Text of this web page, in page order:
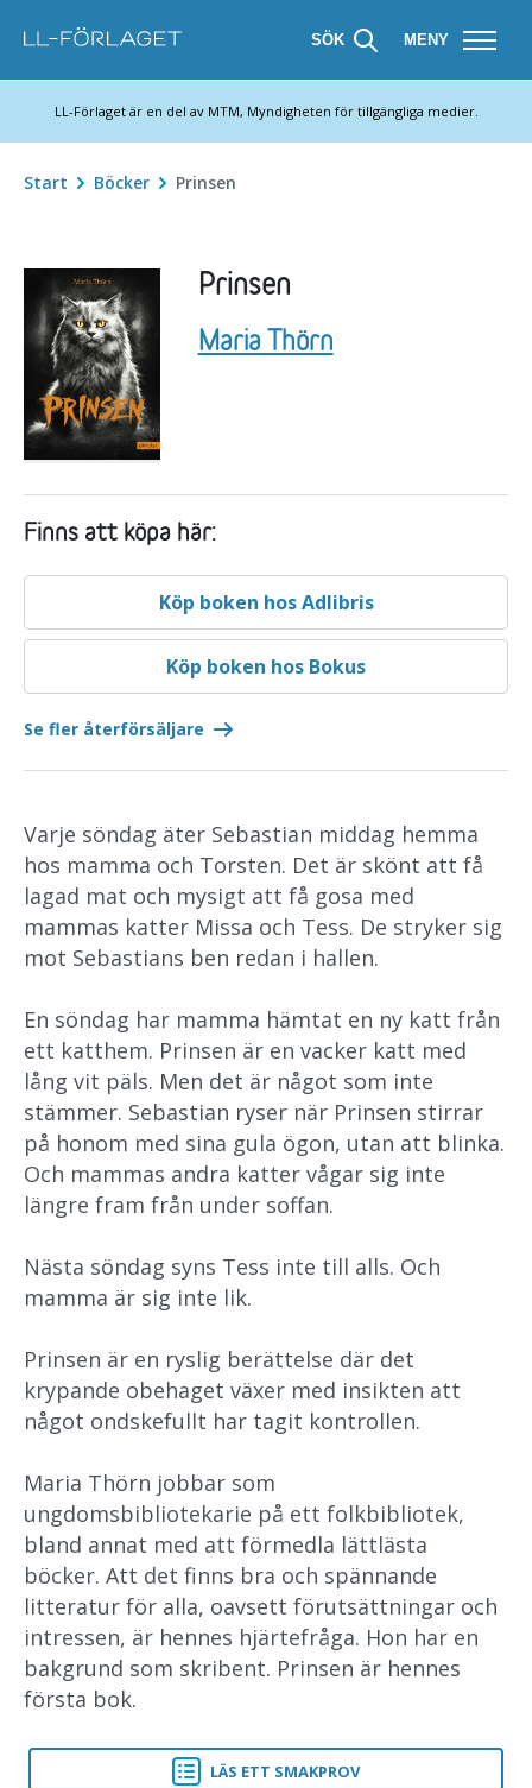
SÖK MENY
LL-Förlaget är en del av MTM, Myndigheten för tillgängliga medier.
Start Böcker Prinsen
Prinsen
Författare:
Maria Thörn
Finns att köpa här:
Köp boken hos Adlibris
Köp boken hos Bokus
Se fler återförsäljare
Varje söndag äter Sebastian middag hemma
hos mamma och Torsten. Det är skönt att få
lagad mat och mysigt att få gosa med
mammas katter Missa och Tess. De stryker sig
mot Sebastians ben redan i hallen.
En söndag har mamma hämtat en ny katt från
ett katthem. Prinsen är en vacker katt med
lång vit päls. Men det är något som inte
stämmer. Sebastian ryser när Prinsen stirrar
på honom med sina gula ögon, utan att blinka.
Och mammas andra katter vågar sig inte
längre fram från under soffan.
Nästa söndag syns Tess inte till alls. Och
mamma är sig inte lik.
Prinsen är en ryslig berättelse där det
krypande obehaget växer med insikten att
något ondskefullt har tagit kontrollen.
Maria Thörn jobbar som
ungdomsbibliotekarie på ett folkbibliotek,
bland annat med att förmedla lättlästa
böcker. Att det finns bra och spännande
litteratur för alla, oavsett förutsättningar och
intressen, är hennes hjärtefråga. Hon har en
bakgrund som skribent. Prinsen är hennes
första bok.
LÄS ETT SMAKPROV
PRINSEN